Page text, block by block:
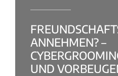
ANNEHMEN? –
UND